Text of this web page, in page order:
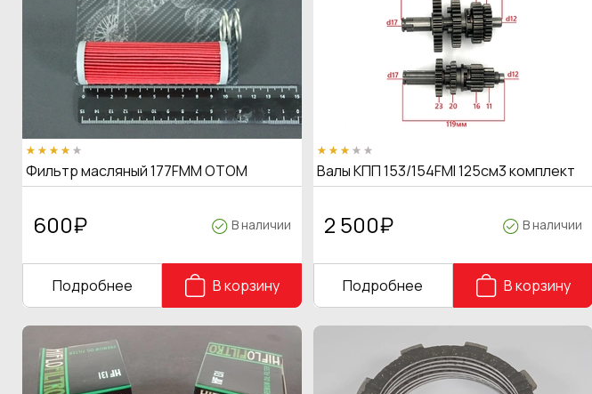
Фильтр масляный 177FMM OTOM
600₽ В наличии
Подробнее В корзину
Валы КПП 153/154FMI 125см3 комплект
2 500₽ В наличии
Подробнее В корзину